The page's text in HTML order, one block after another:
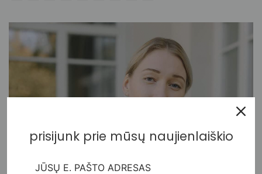
prisijunk prie mūsų naujienlaiškio